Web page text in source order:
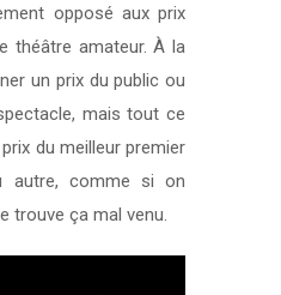
opposé aux prix
théâtre amateur. À la
un prix du public ou
mais tout ce
du meilleur premier
autre, comme si on
trouve ça mal venu.